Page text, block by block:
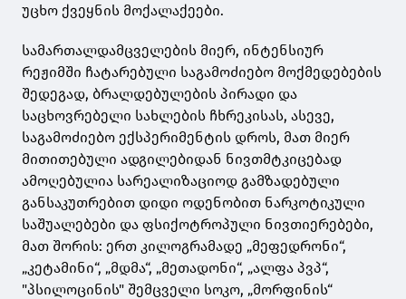
უცხო ქვეყნის მოქალაქეები.
სამართალდამცველების მიერ, ინტენსიურ
რეჟიმში ჩატარებული საგამოძიებო მოქმედებების
შედეგად, ბრალდებულების პირადი და
საცხოვრებელი სახლების ჩხრეკისას, ასევე,
საგამოძიებო ექსპერიმენტის დროს, მათ მიერ
მითითებული ადგილებიდან ნივთმტკიცებად
ამოღებულია სარეალიზაციოდ გამზადებული
განსაკუთრებით დიდი ოდენობით ნარკოტიკული
საშუალებები და ფსიქოტროპული ნივთიერებები,
მათ შორის: ერთ კილოგრამადე „მეფედრონი“,
„კეტამინი“, „მდმა“, „მეთადონი“, „ალფა პვპ“,
"პსილოცინის" შემცველი სოკო, „მორფინის“